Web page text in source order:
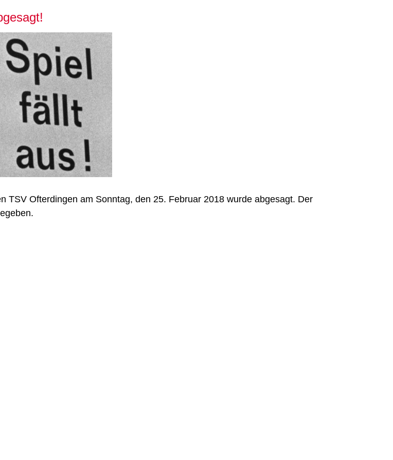
TSV Ofterdingen am Sonntag, den 25. Februar 2018 wurde abgesagt. Der